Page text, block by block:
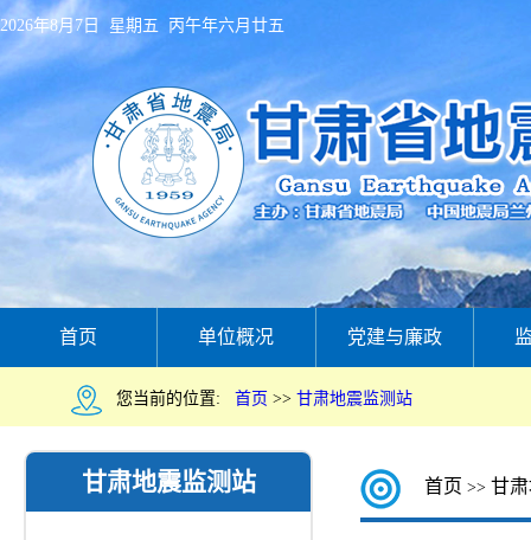
2026年8月7日 星期五 丙午年六月廿五
首页 单位概况 党建与廉政
您当前的位置: 首页 >> 甘肃地震监测站
甘肃地震监测站 首页 >> 甘